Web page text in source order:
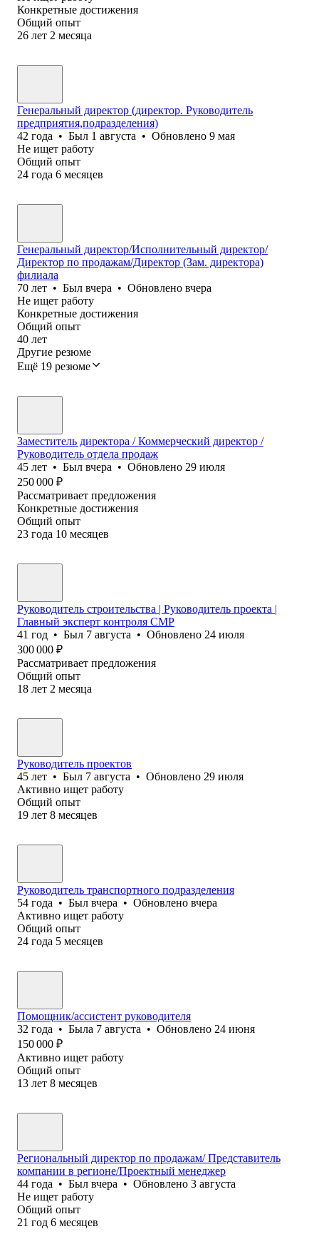
Конкретные достижения
Общий опыт
26 лет 2 месяца
Генеральный директор (директор. Руководитель
предприятия,подразделения)
42 года • Был 1 августа • Обновлено 9 мая
Не ищет работу
Общий опыт
24 года 6 месяцев
Генеральный директор/Исполнительный директор/
Директор по продажам/Директор (Зам. директора)
филиала
70 лет • Был вчера • Обновлено вчера
Не ищет работу
Конкретные достижения
Общий опыт
40 лет
Другие резюме
Ещё 19 резюме
Заместитель директора / Коммерческий директор /
Руководитель отдела продаж
45 лет • Был вчера • Обновлено 29 июля
250 000 ₽
Рассматривает предложения
Конкретные достижения
Общий опыт
23 года 10 месяцев
Руководитель строительства | Руководитель проекта |
Главный эксперт контроля СМР
41 год • Был 7 августа • Обновлено 24 июля
300 000 ₽
Рассматривает предложения
Общий опыт
18 лет 2 месяца
Руководитель проектов
45 лет • Был 7 августа • Обновлено 29 июля
Активно ищет работу
Общий опыт
19 лет 8 месяцев
Руководитель транспортного подразделения
54 года • Был вчера • Обновлено вчера
Активно ищет работу
Общий опыт
24 года 5 месяцев
Помощник/ассистент руководителя
32 года • Была 7 августа • Обновлено 24 июня
150 000 ₽
Активно ищет работу
Общий опыт
13 лет 8 месяцев
Региональный директор по продажам/ Представитель
компании в регионе/Проектный менеджер
44 года • Был вчера • Обновлено 3 августа
Не ищет работу
Общий опыт
21 год 6 месяцев